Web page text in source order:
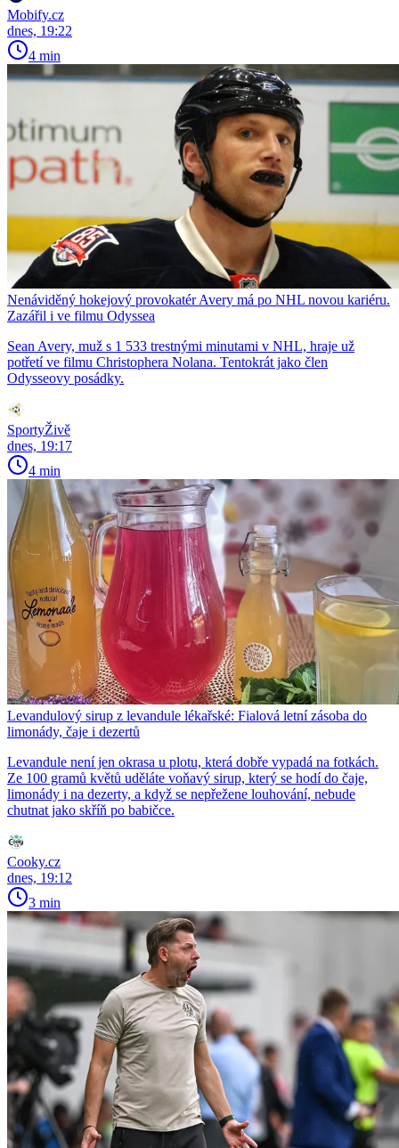
Mobify.cz
dnes, 19:22
4 min
Nenáviděný hokejový provokatér Avery má po NHL novou kariéru.
Zazářil i ve filmu Odyssea
Sean Avery, muž s 1 533 trestnými minutami v NHL, hraje už
potřetí ve filmu Christophera Nolana. Tentokrát jako člen
Odysseovy posádky.
SportyŽivě
dnes, 19:17
4 min
Levandulový sirup z levandule lékařské: Fialová letní zásoba do
limonády, čaje i dezertů
Levandule není jen okrasa u plotu, která dobře vypadá na fotkách.
Ze 100 gramů květů uděláte voňavý sirup, který se hodí do čaje,
limonády i na dezerty, a když se nepřežene louhování, nebude
chutnat jako skříň po babičce.
Cooky.cz
dnes, 19:12
3 min